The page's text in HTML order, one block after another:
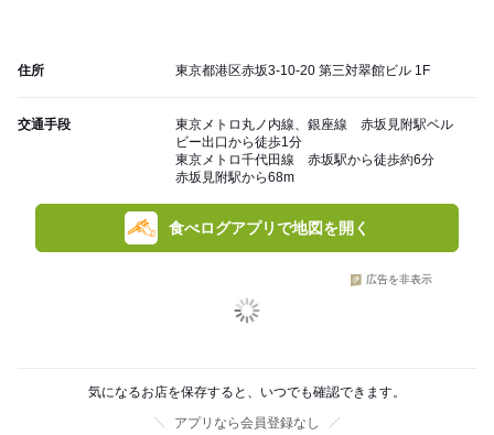
住所 東京都港区赤坂3-10-20 第三対翠館ビル 1F
交通手段
東京メトロ丸ノ内線、銀座線 赤坂見附駅ベル
ビー出口から徒歩1分
東京メトロ千代田線 赤坂駅から徒歩約6分
赤坂見附駅から68m
食べログアプリで地図を開く
広告を非表示
気になるお店を保存すると、いつでも確認できます。
アプリなら会員登録なし